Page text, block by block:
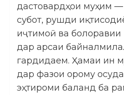
дастовардҳои муҳим —
субот, рушди
иҷтимоӣ ва
дар арсаи
гардидаем. Ҳамаи ин
дар фазои орому
эҳтироми баланд ба